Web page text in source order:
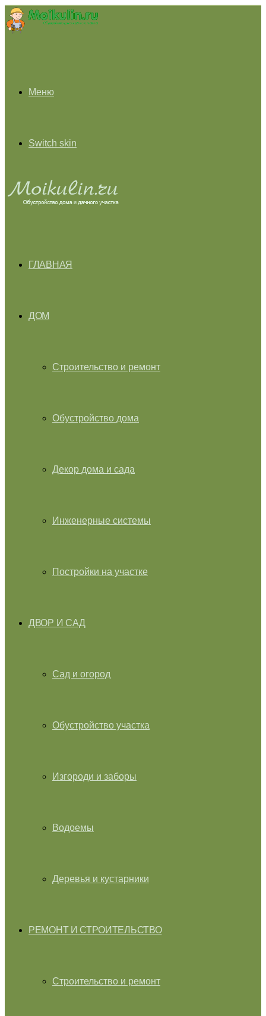
Меню
Switch skin
ГЛАВНАЯ
ДОМ
Строительство и ремонт
Обустройство дома
Декор дома и сада
Инженерные системы
Постройки на участке
ДВОР И САД
Сад и огород
Обустройство участка
Изгороди и заборы
Водоемы
Деревья и кустарники
РЕМОНТ И СТРОИТЕЛЬСТВО
Строительство и ремонт